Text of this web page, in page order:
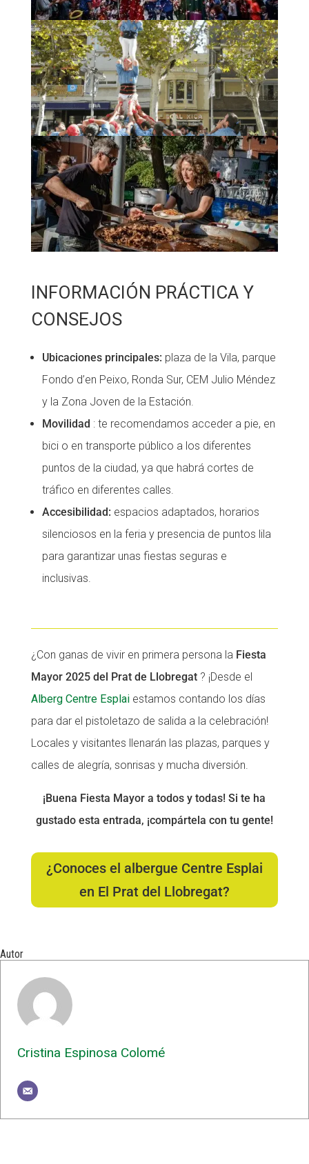
INFORMACIÓN PRÁCTICA Y
CONSEJOS
Ubicaciones principales: plaza de la Vila, parque
Fondo d’en Peixo, Ronda Sur, CEM Julio Méndez
y la Zona Joven de la Estación.
Movilidad : te recomendamos acceder a pie, en
bici o en transporte público a los diferentes
puntos de la ciudad, ya que habrá cortes de
tráfico en diferentes calles.
Accesibilidad: espacios adaptados, horarios
silenciosos en la feria y presencia de puntos lila
para garantizar unas fiestas seguras e
inclusivas.
¿Con ganas de vivir en primera persona la Fiesta
Mayor 2025 del Prat de Llobregat? ¡Desde el
Alberg Centre Esplaiestamos contando los días
para dar el pistoletazo de salida a la celebración!
Locales y visitantes llenarán las plazas, parques y
calles de alegría, sonrisas y mucha diversión.
¡Buena Fiesta Mayor a todos y todas! Si te ha
gustado esta entrada, ¡compártela con tu gente!
¿Conoces el albergue Centre Esplai
en El Prat del Llobregat?
Autor
Cristina Espinosa Colomé